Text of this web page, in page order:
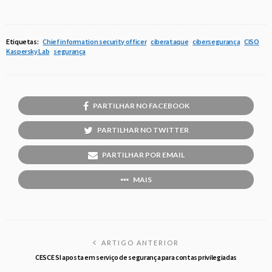
Etiquetas: Chief information security officer ciberataque cibersegurança CISO
Kaspersky Lab segurança
PARTILHAR NO FACEBOOK
PARTILHAR NO TWITTER
PARTILHAR POR EMAIL
MAIS
ARTIGO ANTERIOR
CESCE SI aposta em serviço de segurança para contas privilegiadas